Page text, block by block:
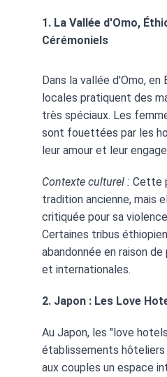
1. La Vallée d'Omo,
Cérémoniels
Dans la vallée d'Omo, en
locales pratiquent des
très spéciaux. Les
sont fouettées par les
leur amour et leur
Contexte culturel : Cette
tradition ancienne, mais
critiquée pour sa
Certaines tribus
abandonnée en raison
et internationales.
2. Japon : Les Love
Au Japon, les "love
établissements
aux couples un espace